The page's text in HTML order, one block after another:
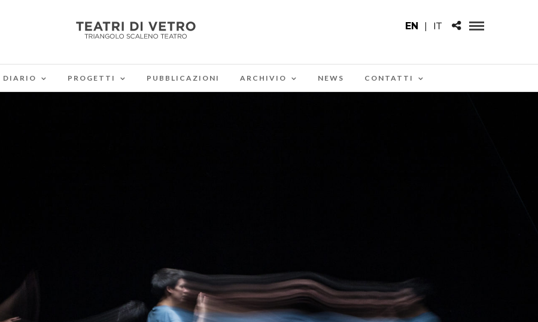
EN | IT
DIARIO PROGETTI PUBBLICAZIONI ARCHIVIO NEWS CONTATTI